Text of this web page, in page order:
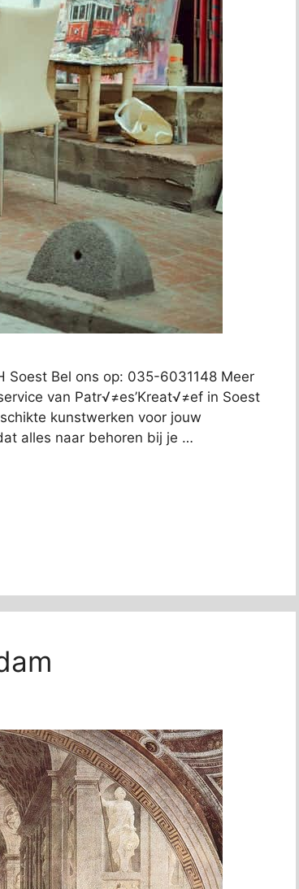
Soest Bel ons op: 035-6031148 Meer
van Patr√≠es’Kreat√≠ef in Soest
kunstwerken voor jouw
alles naar behoren bij je …